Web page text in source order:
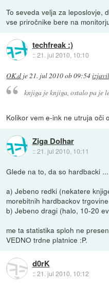
To seveda velja za leposlovje,
vse priročnike bere na
techfreak :)
::21. jul 2010, 10:10
OK.d je21. jul 2010 ob 09:54
knjiga je knjiga, ostalo pa je
Kolikor vem e-ink ne utruja oči
Ziga Dolhar
::21. jul 2010, 10:11
Glede na to, da so hardbacki ...
a) Jebeno redki (nekatere
morebitnih hardbackov
b) Jebeno dragi (halo, 10-20
me ta statistika sploh ne
VEDNO trdne platnice :P.
d0rK
::21. jul 2010, 10:12